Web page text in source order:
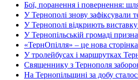
Бої, поранення і повернення:
У Тернополі знову зафіксували
У Тернополі відкриють
У Тернопільській громаді
«ТернОпілля» – це нова
У тролейбусах і маршрутках
Священнику з Тернополя
На Тернопільщині за добу